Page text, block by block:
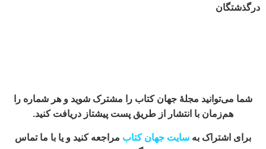
درگذشتگان
شما می‌توانید مجلۀ جهان کتاب را مشترک شوید و هر شماره را
هم‌زمان با انتشار از طریق پست پیشتاز دریافت کنید.
برای اشتراک به سایت جهان کتاب مراجعه کنید و یا با ما تماس